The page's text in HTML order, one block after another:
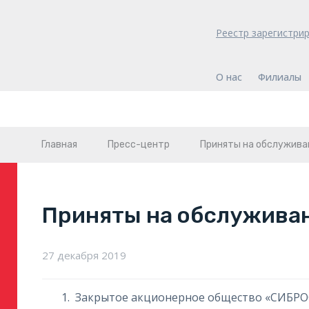
Реестр
О нас Филиалы
Главная Пресс-центр Приняты на
Приняты на
27 декабря 2019
Закрытое акционерное общество